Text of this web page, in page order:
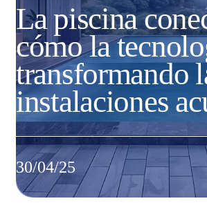
La piscina
cómo la
transformando
instalaciones
30/04/25